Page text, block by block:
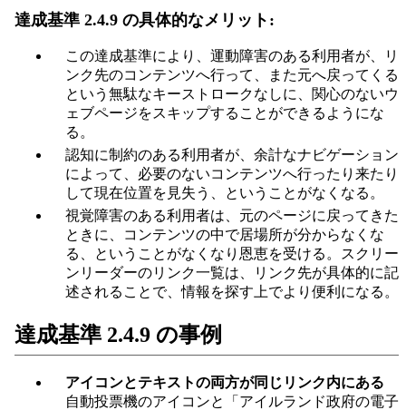
達成基準 2.4.9 の具体的なメリット:
この達成基準により、運動障害のある利用者が、リ
ンク先のコンテンツへ行って、また元へ戻ってくる
という無駄なキーストロークなしに、関心のないウ
ェブページをスキップすることができるようにな
る。
認知に制約のある利用者が、余計なナビゲーション
によって、必要のないコンテンツへ行ったり来たり
して現在位置を見失う、ということがなくなる。
視覚障害のある利用者は、元のページに戻ってきた
ときに、コンテンツの中で居場所が分からなくな
る、ということがなくなり恩恵を受ける。スクリー
ンリーダーのリンク一覧は、リンク先が具体的に記
述されることで、情報を探す上でより便利になる。
達成基準 2.4.9 の事例
アイコンとテキストの両方が同じリンク内にある
自動投票機のアイコンと「アイルランド政府の電子